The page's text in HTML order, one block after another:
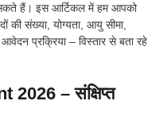
हैं। इस आर्टिकल में हम आपको
की संख्या, योग्यता, आयु सीमा,
प्रक्रिया – विस्तार से बता रहे
– संक्षिप्त